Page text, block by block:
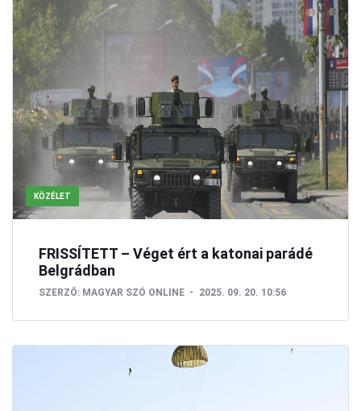
KÖZÉLET
FRISSÍTETT – Véget ért a katonai parádé
Belgrádban
SZERZŐ: MAGYAR SZÓ ONLINE 2025. 09. 20. 10:56